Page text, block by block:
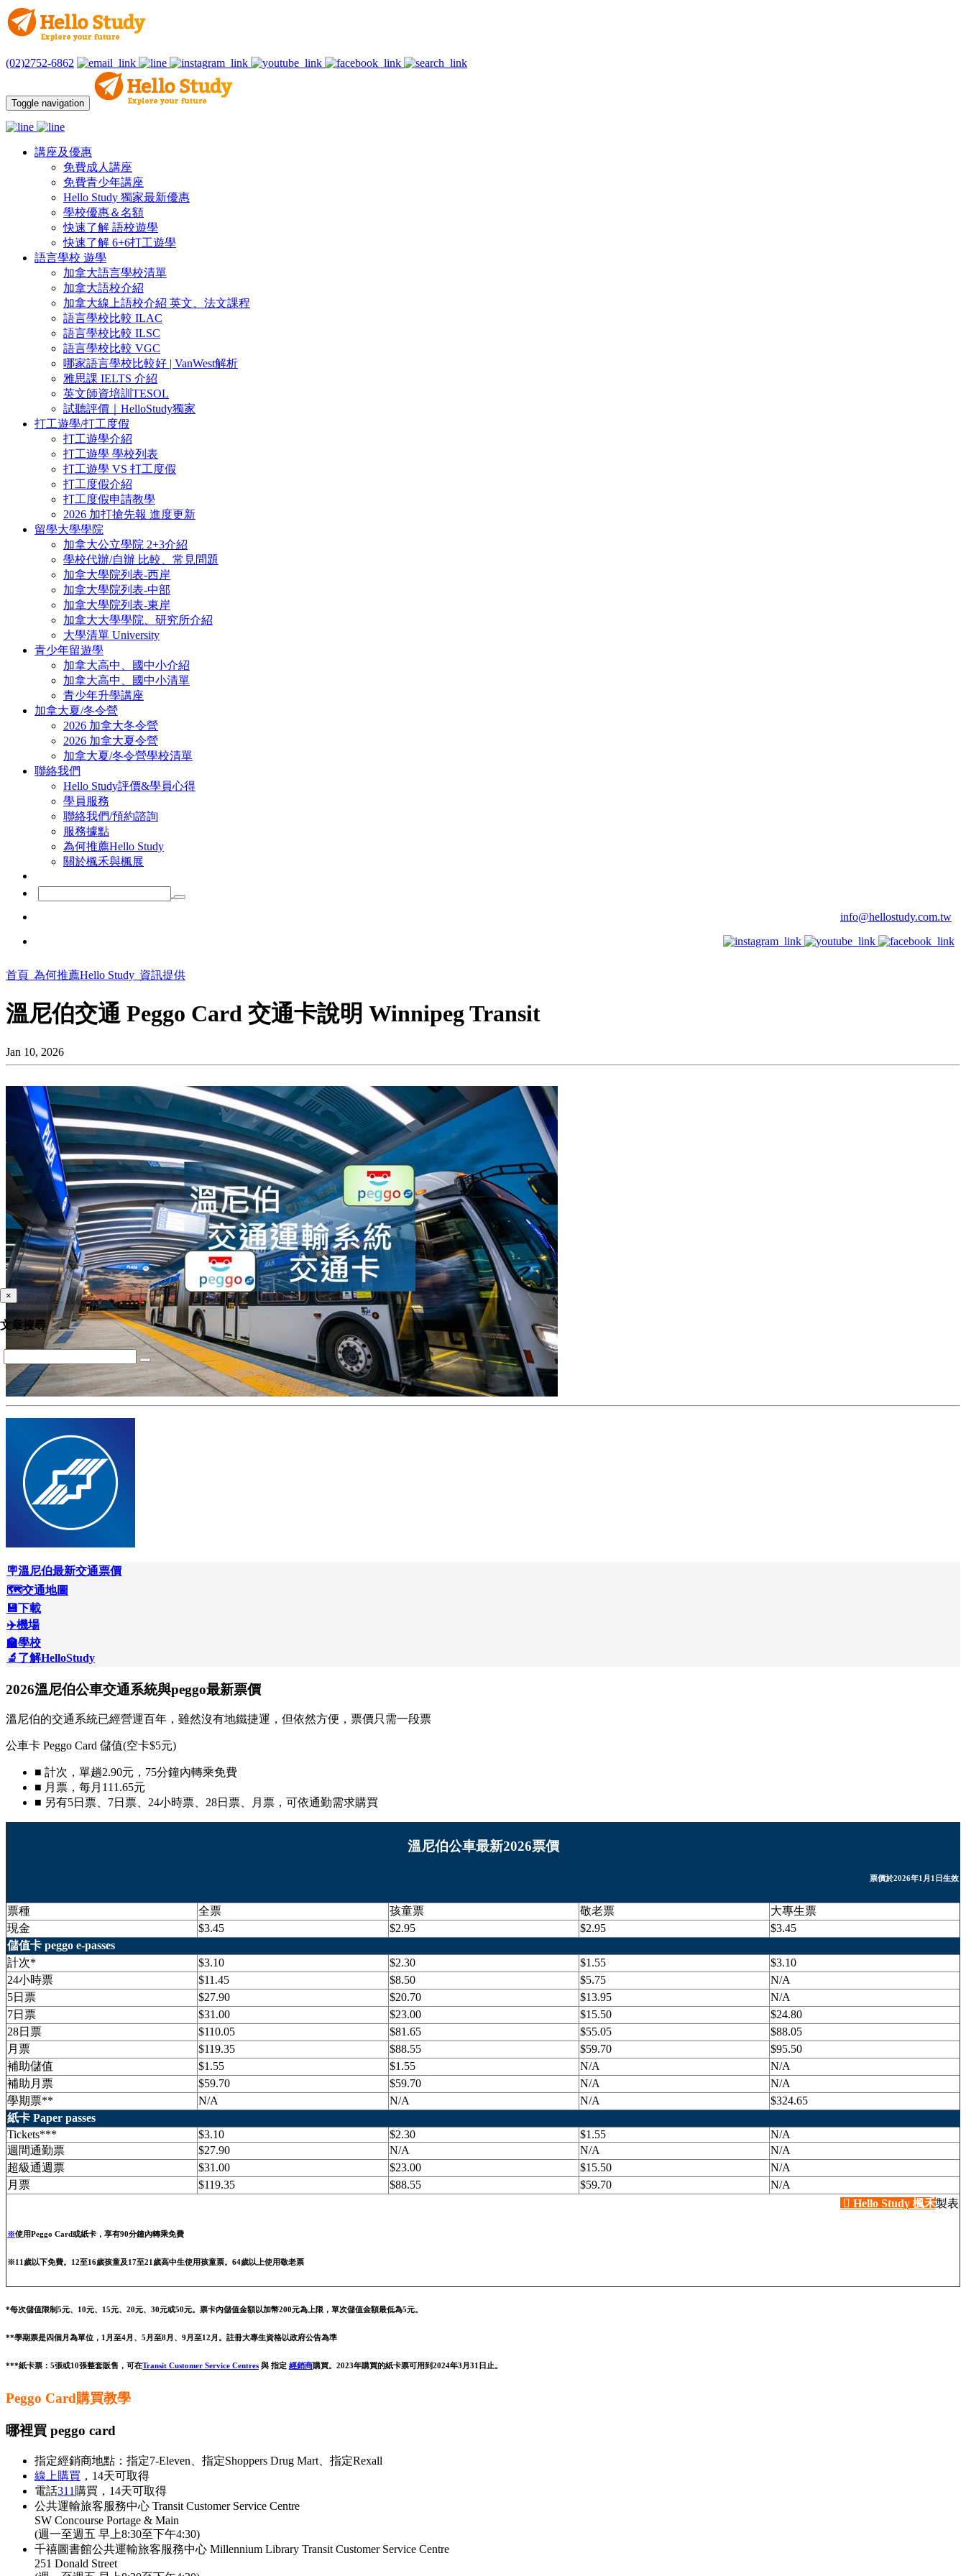
(02)2752-6862
Toggle navigation
講座及優惠
免費成人講座
免費青少年講座
Hello Study 獨家最新優惠
學校優惠＆名額
快速了解 語校遊學
快速了解 6+6打工遊學
語言學校 遊學
加拿大語言學校清單
加拿大語校介紹
加拿大線上語校介紹 英文、法文課程
語言學校比較 ILAC
語言學校比較 ILSC
語言學校比較 VGC
哪家語言學校比較好 | VanWest解析
雅思課 IELTS 介紹
英文師資培訓TESOL
試聽評價｜HelloStudy獨家
打工遊學/打工度假
打工遊學介紹
打工遊學 學校列表
打工遊學 VS 打工度假
打工度假介紹
打工度假申請教學
2026 加打搶先報 進度更新
留學大學學院
加拿大公立學院 2+3介紹
學校代辦/自辦 比較、常見問題
加拿大學院列表-西岸
加拿大學院列表-中部
加拿大學院列表-東岸
加拿大大學學院、研究所介紹
大學清單 University
青少年留遊學
加拿大高中、國中小介紹
加拿大高中、國中小清單
青少年升學講座
加拿大夏/冬令營
2026 加拿大冬令營
2026 加拿大夏令營
加拿大夏/冬令營學校清單
聯絡我們
Hello Study評價&學員心得
學員服務
聯絡我們/預約諮詢
服務據點
為何推薦Hello Study
關於楓禾與楓展
info@hellostudy.com.tw
首頁 為何推薦Hello Study 資訊提供
溫尼伯交通 Peggo Card 交通卡說明 Winnipeg Transit
Jan 10, 2026
🪧溫尼伯最新交通票價
🗺️交通地圖
💾下載
✈️機場
🏫學校
🔬了解HelloStudy
2026溫尼伯公車交通系統與peggo最新票價
溫尼伯的交通系統已經營運百年，雖然沒有地鐵捷運，但依然方便，票價只需一段票
公車卡 Peggo Card 儲值(空卡$5元)
■ 計次，單趟2.90元，75分鐘內轉乘免費
■ 月票，每月111.65元
■ 另有5日票、7日票、24小時票、28日票、月票，可依通勤需求購買
溫尼伯公車最新2026票價
票價於2026年1月1日生效
票種 全票 孩童票 敬老票
大專生票
現金
$3.45 $2.95 $2.95
$3.45
儲值卡 peggo e-passes
計次*
$3.10 $2.30 $1.55
$3.10
24小時票
$11.45 $8.50 $5.75
N/A
5日票
$27.90 $20.70 $13.95
N/A
7日票
$31.00 $23.00 $15.50
$24.80
28日票
$110.05 $81.65 $55.05
$88.05
月票
$119.35 $88.55 $59.70
$95.50
補助儲值
$1.55 $1.55 N/A
N/A
補助月票
$59.70 $59.70 N/A
N/A
學期票**
N/A N/A N/A
$324.65
紙卡 Paper passes
Tickets***
$3.10 $2.30 $1.55
N/A
週間通勤票
$27.90 N/A N/A
N/A
超級通週票
$31.00 $23.00 $15.50
N/A
月票
$119.35 $88.55 $59.70
N/A
 Hello Study 楓禾製表
※使用Peggo Card或紙卡，享有90分鐘內轉乘免費
※11歲以下免費。12至16歲孩童及17至21歲高中生使用孩童票。64歲以上使用敬老票
*每次儲值限制5元、10元、15元、20元、30元或50元。票卡內儲值金額以加幣200元為上限，單次儲值金額最低為5元。
**學期票是四個月為單位，1月至4月、5月至8月、9月至12月。註冊大專生資格以政府公告為準
***紙卡票：5張或10張整套販售，可在Transit Customer Service Centres 與 指定 經銷商購買。2023年購買的紙卡票可用到2024年3月31日止。
Peggo Card購買教學
哪裡買 peggo card
指定經銷商地點：指定7-Eleven、指定Shoppers Drug Mart、指定Rexall
線上購買 ，14天可取得
電話311 購買，14天可取得
公共運輸旅客服務中心 Transit Customer Service Centre
SW Concourse Portage & Main
(週一至週五 早上8:30至下午4:30)
千禧圖書館公共運輸旅客服務中心 Millennium Library Transit Customer Service Centre
251 Donald Street
×
文章搜尋